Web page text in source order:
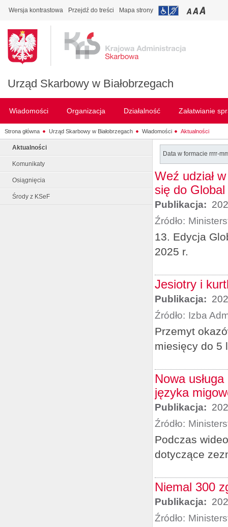
Wersja kontrastowa Przejdź do treści Mapa strony
Urząd Skarbowy w Białobrzegach
Wiadomości Organizacja Działalność Załatwianie
Strona główna Urząd Skarbowy w Białobrzegach Wiadomości Aktualności
Aktualności
Komunikaty
Osiągnięcia
Środy z KSeF
Data w formacie rrrr-
Weź udział
się do
Publikacja:
Źródło:
13. Edycja
2025 r.
Jesiotry i
Publikacja:
Źródło: Izba
Przemyt
miesięcy do 5
Nowa
języka
Publikacja:
Źródło:
Podczas
dotyczące
Niemal 300
Publikacja:
Źródło: